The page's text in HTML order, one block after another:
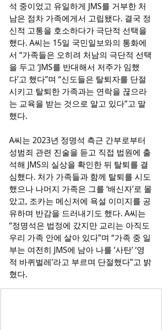
석 중이었고 유일하게 JMS를 거부한 처
남은 점차 가족에게서 고립됐다. 결국 정
신적 고통을 호소하다가 극단적 선택을
했다. A씨는 15일 국민일보와의 통화에
서 “가족들은 오히려 처남의 극단적 선택
을 두고 ‘JMS를 반대해서 저주가 임했
다’고 했다”며 “신도들은 탈퇴자를 단절
시키고 탈퇴한 가족과는 연락을 끊으라
는 교육을 받는 것으로 알고 있다”고 말
했다.
A씨는 2023년 정명석 측근 간부로부터
성범죄 관련 진술을 듣고 직접 법원에 출
석해 JMS의 실상을 확인한 뒤 탈퇴를 결
심했다. 처가 가족들과 함께 탈퇴를 시도
했으나 나머지 가족은 그를 ‘배신자’로 몰
았고, 조카는 메신저에 욕설 이미지를 공
유하며 반감을 드러내기도 했다. A씨는
“정명석은 법정에 갔지만 교리는 아직도
우리 가족 안에 살아 있다”며 “가족 중 일
부는 여전히 JMS에 남아 나를 ‘사탄’ ‘영
적 바퀴벌레’라고 부르며 단절했다”고 밝
혔다.